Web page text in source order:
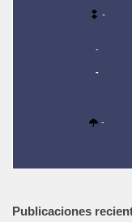
-
-
-
-
Publicaciones